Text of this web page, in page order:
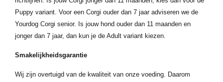
Puppy variant. Voor een Corgi ouder dan 7 jaar adviseren we de
Yourdog Corgi senior. Is jouw hond ouder dan 11 maanden en
jonger dan 7 jaar, dan kun je de Adult variant kiezen.
Smakelijkheidsgarantie
Wij zijn overtuigd van de kwaliteit van onze voeding. Daarom